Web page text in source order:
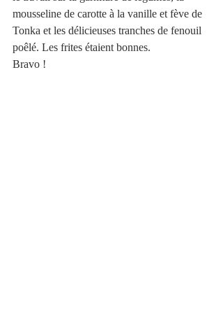
mousseline de carotte à la vanille et fève de
Tonka et les délicieuses tranches de fenouil
poêlé. Les frites étaient bonnes.
Bravo !